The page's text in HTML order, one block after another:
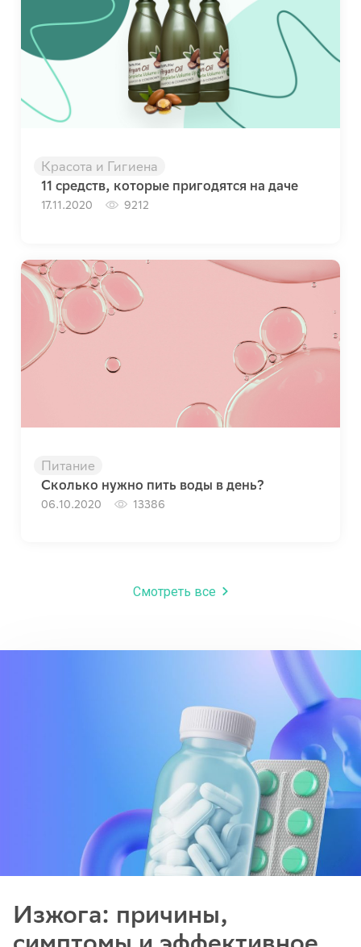
Красота и Гигиена
11 средств, которые пригодятся на даче
17.11.2020 9212
Питание
Сколько нужно пить воды в день?
06.10.2020 13386
Смотреть все
Изжога: причины,